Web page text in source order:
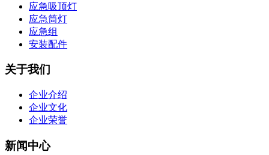
应急吸顶灯
应急筒灯
应急组
安装配件
关于我们
企业介绍
企业文化
企业荣誉
新闻中心